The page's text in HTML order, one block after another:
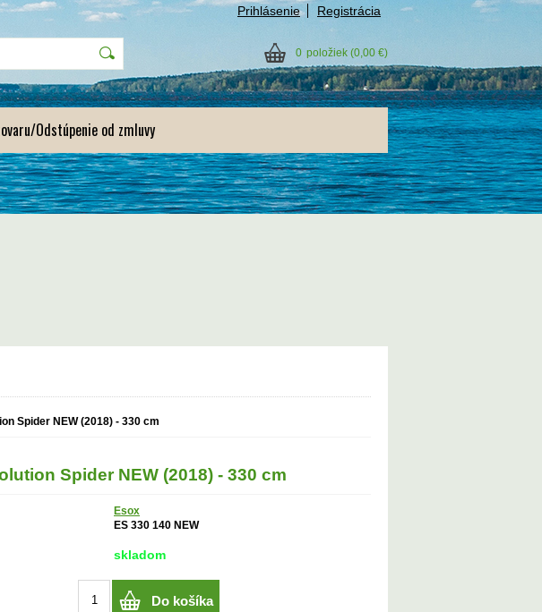
Prihlásenie Registrácia
0 položiek (0,00 €)
Odstúpenie od zmluvy
Spider NEW (2018) - 330 cm
Spider NEW (2018) - 330 cm
Esox
ES 330 140 NEW
skladom
Do košíka